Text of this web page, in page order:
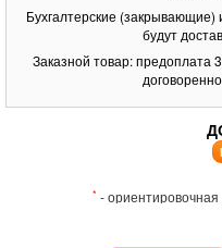
Бухгалтерские
будут
Заказной товар: предоплата
* -